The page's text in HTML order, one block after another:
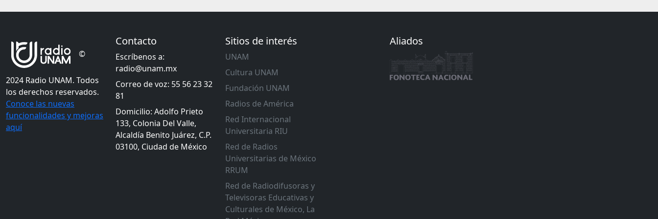
©
2024 Radio UNAM. Todos
los derechos reservados.
Conoce las nuevas
funcionalidades y mejoras
aquí
Contacto
Escríbenos a:
radio@unam.mx
Correo de voz: 55 56 23 32
81
Domicilio: Adolfo Prieto
133, Colonia Del Valle,
Alcaldía Benito Juárez, C.P.
03100, Ciudad de México
Sitios de interés
UNAM
Cultura UNAM
Fundación UNAM
Radios de América
Red Internacional
Universitaria RIU
Red de Radios
Universitarias de México
RRUM
Red de Radiodifusoras y
Televisoras Educativas y
Culturales de México, La
Aliados